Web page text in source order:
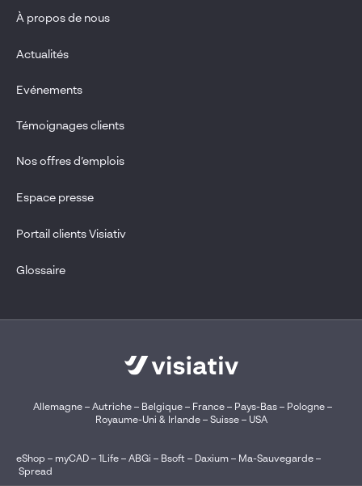
À propos de nous
Actualités
Evénements
Témoignages clients
Nos offres d’emplois
Espace presse
Portail clients Visiativ
Glossaire
Allemagne– Autriche– Belgique – France– Pays-Bas– Pologne–
Royaume-Uni & Irlande– Suisse– USA
eShop – myCAD – 1Life – ABGi – Bsoft – Daxium – Ma-Sauvegarde –
Spread